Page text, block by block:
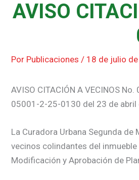
AVISO
Por Publicaciones / 18 de julio
AVISO CITACIÓN A VECINOS
05001-2-25-0130 del 23 de abril
La Curadora Urbana Segunda
vecinos colindantes del
Modificación y Aprobación de